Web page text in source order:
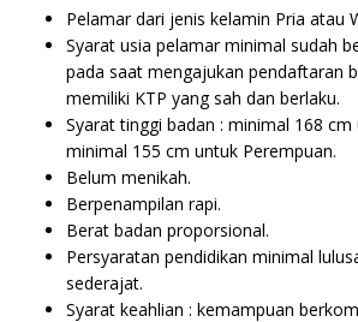
Pelamar dari jenis kelamin Pria atau
Syarat usia pelamar minimal sudah
pada saat mengajukan pendaftaran
memiliki KTP yang sah dan berlaku.
Syarat tinggi badan : minimal 168 cm
minimal 155 cm untuk Perempuan.
Belum menikah.
Berpenampilan rapi.
Berat badan proporsional.
Persyaratan pendidikan minimal
sederajat.
Syarat keahlian : kemampuan